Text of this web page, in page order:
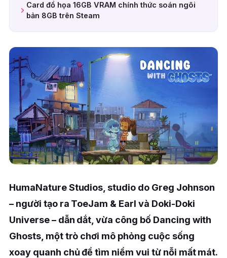
Card đồ họa 16GB VRAM chính thức soán ngôi
bản 8GB trên Steam
HumaNature Studios, studio do Greg Johnson
– người tạo ra ToeJam & Earl và Doki-Doki
Universe – dẫn dắt, vừa công bố Dancing with
Ghosts, một trò chơi mô phỏng cuộc sống
xoay quanh chủ đề tìm niềm vui từ nỗi mất mát.